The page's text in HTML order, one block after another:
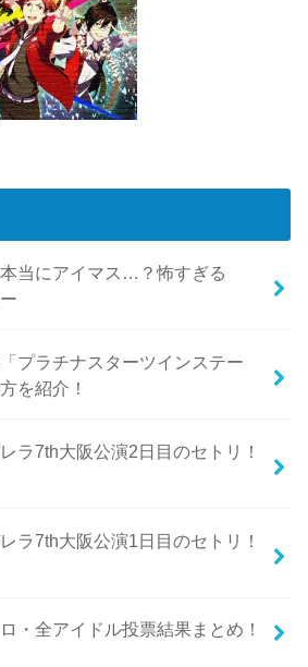
本当にアイマス…？怖すぎる
プラチナスターツインステー
を紹介！
ラ7th大阪公演2日目のセトリ！
ラ7th大阪公演1日目のセトリ！
・全アイドル投票結果まとめ！